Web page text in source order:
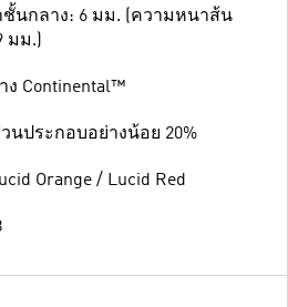
ชั้นกลาง: 6 มม. (ความหนาส้น
มม.)
Continental™
นประกอบอย่างน้อย 20%
Orange / Lucid Red